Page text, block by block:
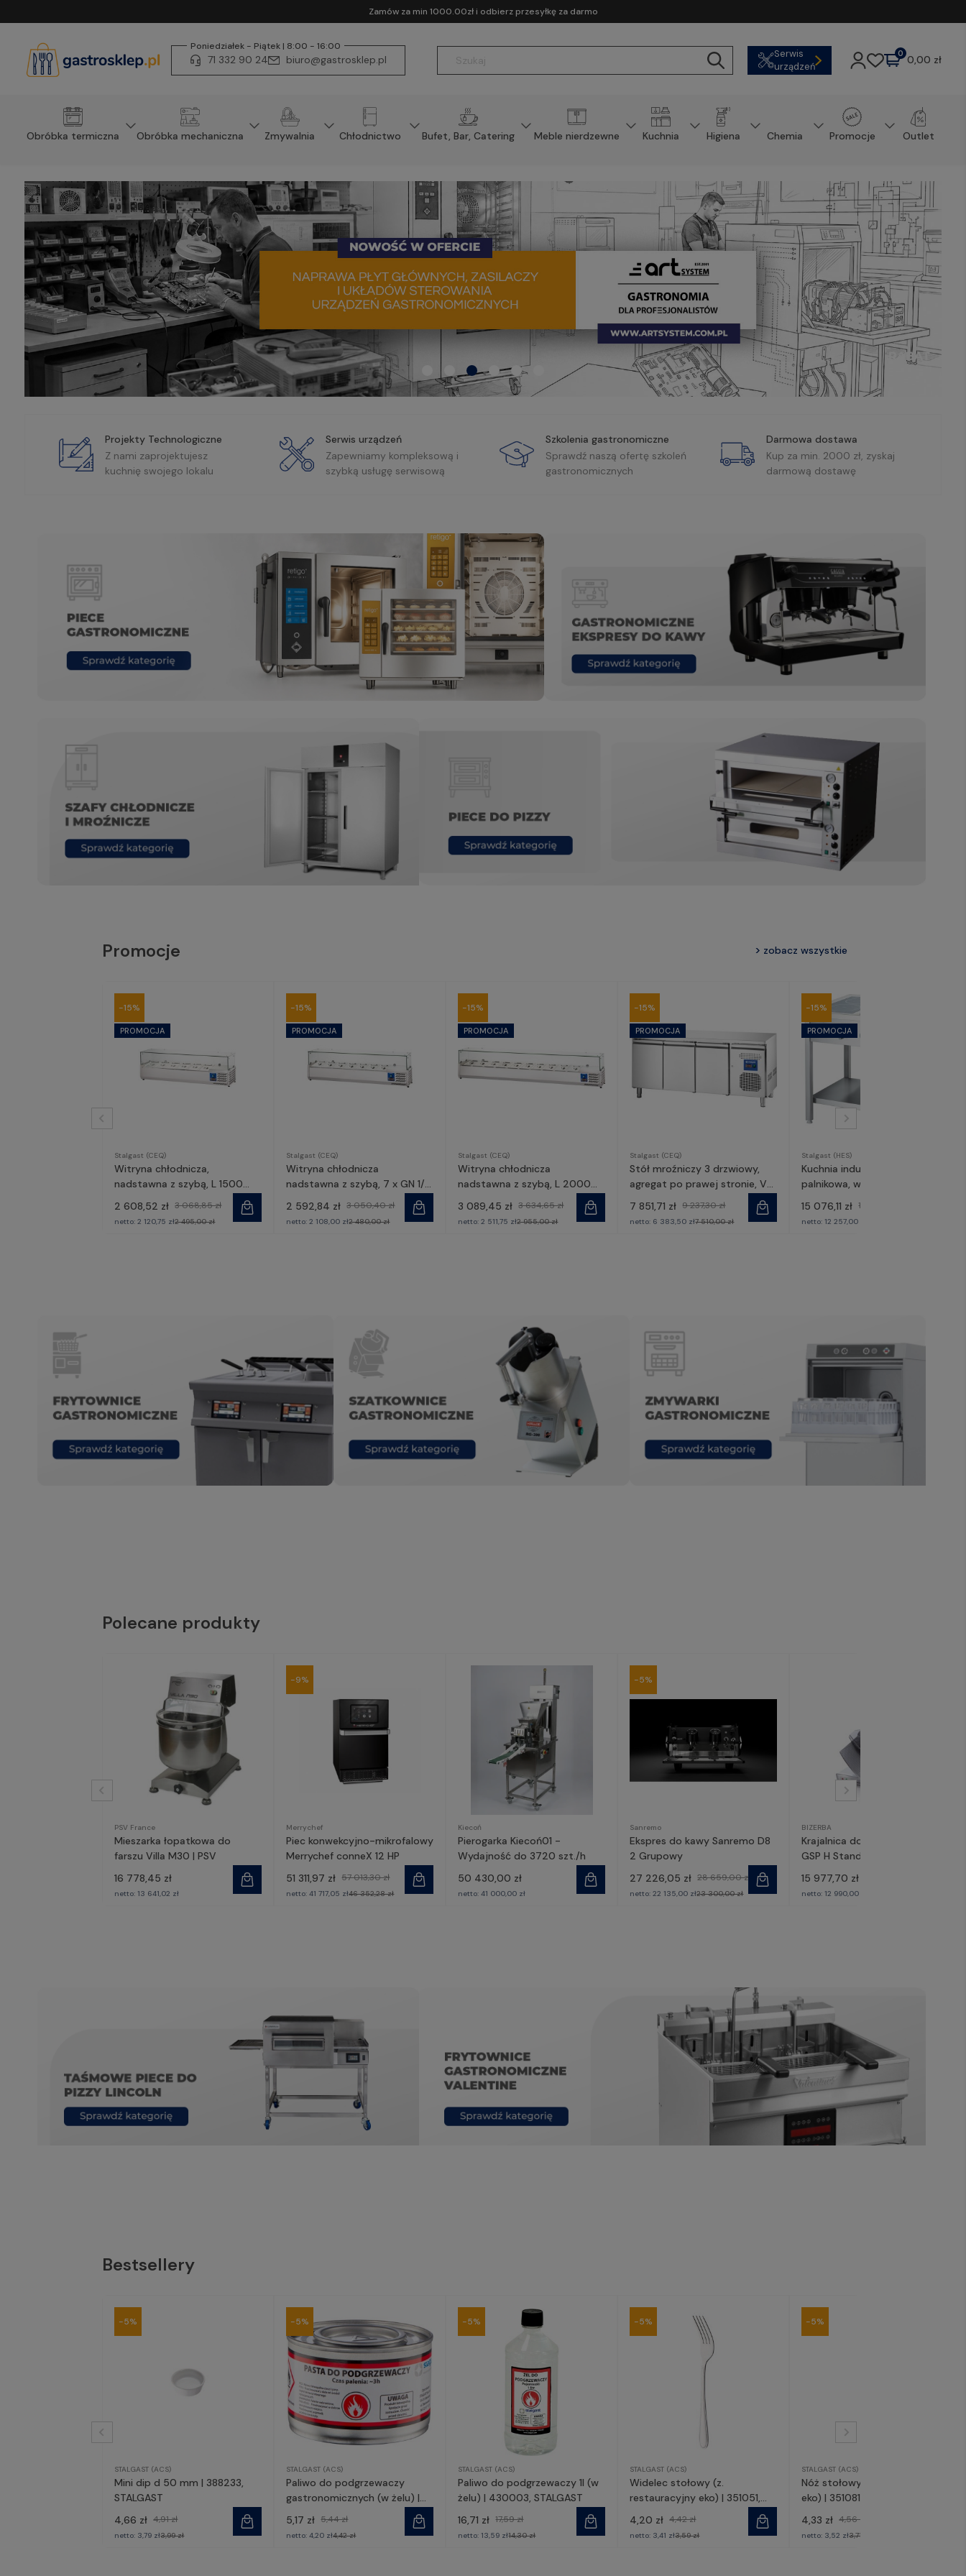
Zamów za min 1000.00zł i odbierz przesyłkę za darmo
Poniedziałek - Piątek | 8:00 - 16:00
71 332 90 24 biuro@gastrosklep.pl
Serwis
urządzeń
0,00 zł
0
Obróbka termiczna Obróbka mechaniczna Zmywalnia Chłodnictwo Bufet, Bar, Catering Meble nierdzewne Kuchnia Higiena Chemia Promocje Outlet
Projekty Technologiczne
Z nami zaprojektujesz
kuchnię swojego lokalu
Serwis urządzeń
Zapewniamy kompleksową i
szybką usługę serwisową
Szkolenia gastronomiczne
Sprawdź naszą ofertę szkoleń
gastronomicznych
Darmowa dostawa
Kup za min. 2000 zł, zyskaj
darmową dostawę
Promocje zobacz wszystkie
Stalgast (CEQ)
Witryna chłodnicza,
nadstawna z szybą, L 1500
mm 6 X GN 1/3 | 834631,
Stalgast
2 608,52 zł 3 068,85 zł
netto:2 120,75 zł2 495,00 zł
-15%
Stalgast (CEQ)
Witryna chłodnicza
nadstawna z szybą, 7 x GN 1/4
2 592,84 zł 3 050,40 zł
netto:2 108,00 zł2 480,00 zł
-15%
Stalgast (CEQ)
Witryna chłodnicza
nadstawna z szybą, L 2000
mm, 10 x GN 1/4 | 834141,
Stalgast
3 089,45 zł 3 634,65 zł
netto:2 511,75 zł2 955,00 zł
-15%
Stalgast (CEQ)
Stół mroźniczy 3 drzwiowy,
agregat po prawej stronie, V
417 l | 831037, Stalgast
7 851,71 zł 9 237,30 zł
netto: 6 383,50 zł7 510,00 zł
-15%
Stalgast (HES)
Kuchnia indukcyjna, 4-
palnikowa, wolnostojąca, P 14
15 076,11 zł 17 736,60 zł
netto: 12 257,00 zł
-15%
Polecane produkty
PSV France
Mieszarka łopatkowa do
farszu Villa M30 | PSV
16 778,45 zł
netto: 13 641,02 zł
Merrychef
Piec konwekcyjno-mikrofalowy
Merrychef conneX 12 HP
51 311,97 zł 57 013,30 zł
netto:41 717,05 zł46 352,28 zł
-9%
Kiecoń
Pierogarka Kiecoń01 -
Wydajność do 3720 szt./h
50 430,00 zł
netto:41 000,00 zł
Sanremo
Ekspres do kawy Sanremo D8
2 Grupowy
27 226,05 zł 28 659,00 zł
netto:22 135,00 zł23 300,00 zł
-5%
BIZERBA
Krajalnica do wędlin i serów
GSP H Standard | Bizerba
15 977,70 zł
netto: 12 990,00 zł
Bestsellery
STALGAST (ACS)
Mini dip d 50 mm | 388233,
STALGAST
4,66 zł 4,91 zł
netto: 3,79 zł3,99 zł
-5%
STALGAST (ACS)
Paliwo do podgrzewaczy
gastronomicznych (w żelu) |
430002, STALGAST
5,17 zł 5,44 zł
netto:4,20 zł4,42 zł
-5%
STALGAST (ACS)
Paliwo do podgrzewaczy 1l (w
żelu) | 430003, STALGAST
16,71 zł 17,59 zł
netto: 13,59 zł14,30 zł
-5%
STALGAST (ACS)
Widelec stołowy (z.
restauracyjny eko) | 351051,
4,20 zł 4,42 zł
netto: 3,41 zł3,59 zł
-5%
STALGAST (ACS)
Nóż stołowy (z. restauracyjny
eko) | 351081, STALGAST
4,33 zł 4,56 zł
netto: 3,52 zł3,71 zł
-5%